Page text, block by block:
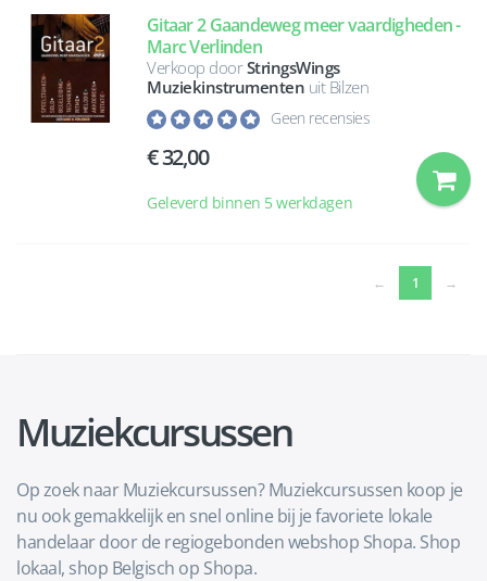
Gitaar 2 Gaandeweg meer vaardigheden -
Marc Verlinden
Verkoop doorStringsWings
Muziekinstrumenten uit Bilzen
Geen recensies
32,00
Geleverd binnen 5 werkdagen
← 1 (current)
→
Muziekcursussen
Op zoek naar Muziekcursussen? Muziekcursussen koop je
nu ook gemakkelijk en snel online bij je favoriete lokale
handelaar door de regiogebonden webshop Shopa. Shop
lokaal, shop Belgisch op Shopa.